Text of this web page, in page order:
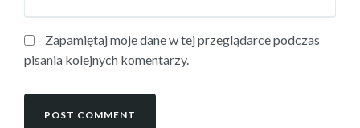
Zapamiętaj moje dane w tej przeglądarce podczas
pisania kolejnych komentarzy.